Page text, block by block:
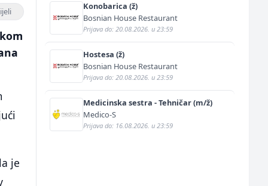
je
Konobarica (ž)
Bosnian House Restaurant
Prijava do: 20.08.2026. u 23:59
Hostesa (ž)
Bosnian House Restaurant
Prijava do: 20.08.2026. u 23:59
Medicinska sestra - Tehničar (m/ž)
Medico-S
Prijava do: 16.08.2026. u 23:59